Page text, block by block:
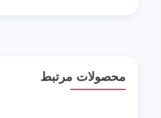
محصولات مرتبط